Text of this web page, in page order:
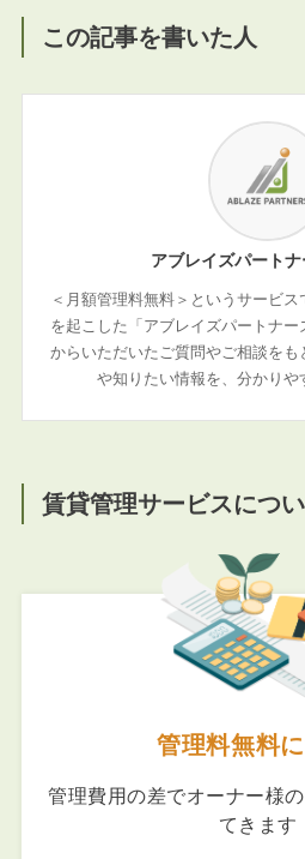
この記事を書いた人
アブレイズパート
＜月額管理料無料＞というサービ
を起こした「アブレイズパートナ
からいただいたご質問やご相談を
や知りたい情報を、分かりや
賃貸管理サービスにつ
管理料無料
管理費用の差でオーナー様
てきます